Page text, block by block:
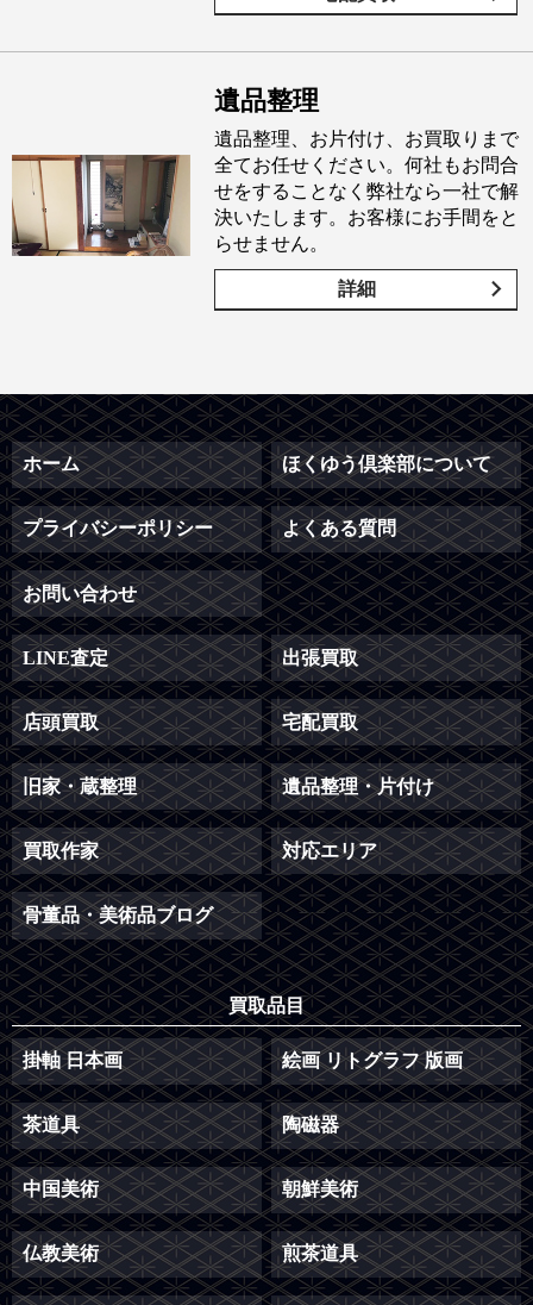
遺品整理
遺品整理、お片付け、お買取りまで
全てお任せください。何社もお問合
せをすることなく弊社なら一社で解
決いたします。お客様にお手間をと
らせません。
詳細
ホーム ほくゆう倶楽部について
プライバシーポリシー よくある質問
お問い合わせ
LINE査定 出張買取
店頭買取 宅配買取
旧家・蔵整理 遺品整理・片付け
買取作家 対応エリア
骨董品・美術品ブログ
買取品目
掛軸 日本画 絵画 リトグラフ 版画
茶道具 陶磁器
中国美術 朝鮮美術
仏教美術 煎茶道具